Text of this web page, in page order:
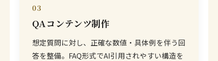
03
QAコンテンツ制作
想定質問に対し、正確な数値・具体例を伴う回
答を整備。FAQ形式でAI引用されやすい構造を